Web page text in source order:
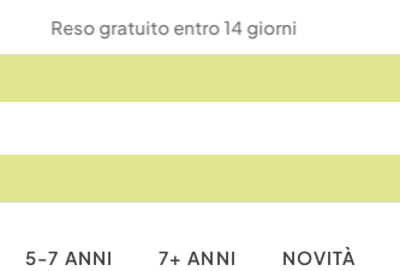
Reso gratuito entro 14 giorni
5-7 ANNI 7+ ANNI NOVITÀ